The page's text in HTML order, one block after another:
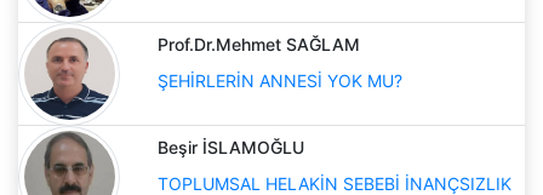
Prof.Dr.Mehmet SAĞLAM
ŞEHİRLERİN ANNESİ YOK MU?
Beşir İSLAMOĞLU
TOPLUMSAL HELAKİN SEBEBİ İNANÇSIZLIK